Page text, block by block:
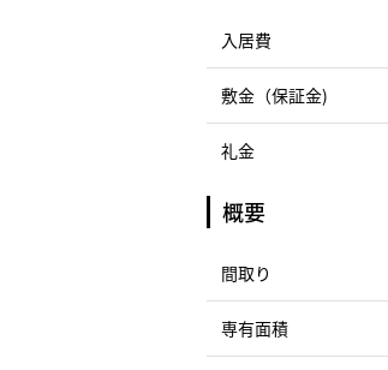
入居費
敷金（保証金)
礼金
概要
間取り
専有面積